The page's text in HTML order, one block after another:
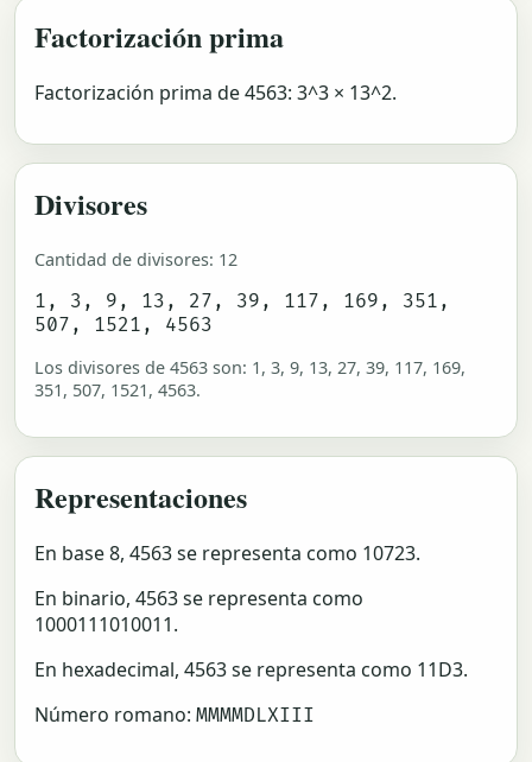
Factorización prima
Factorización prima de 4563: 3^3 × 13^2.
Divisores
Cantidad de divisores: 12
1, 3, 9, 13, 27, 39, 117, 169, 351,
507, 1521, 4563
Los divisores de 4563 son: 1, 3, 9, 13, 27, 39, 117, 169,
351, 507, 1521, 4563.
Representaciones
En base 8, 4563 se representa como 10723.
En binario, 4563 se representa como
1000111010011.
En hexadecimal, 4563 se representa como 11D3.
Número romano: MMMMDLXIII